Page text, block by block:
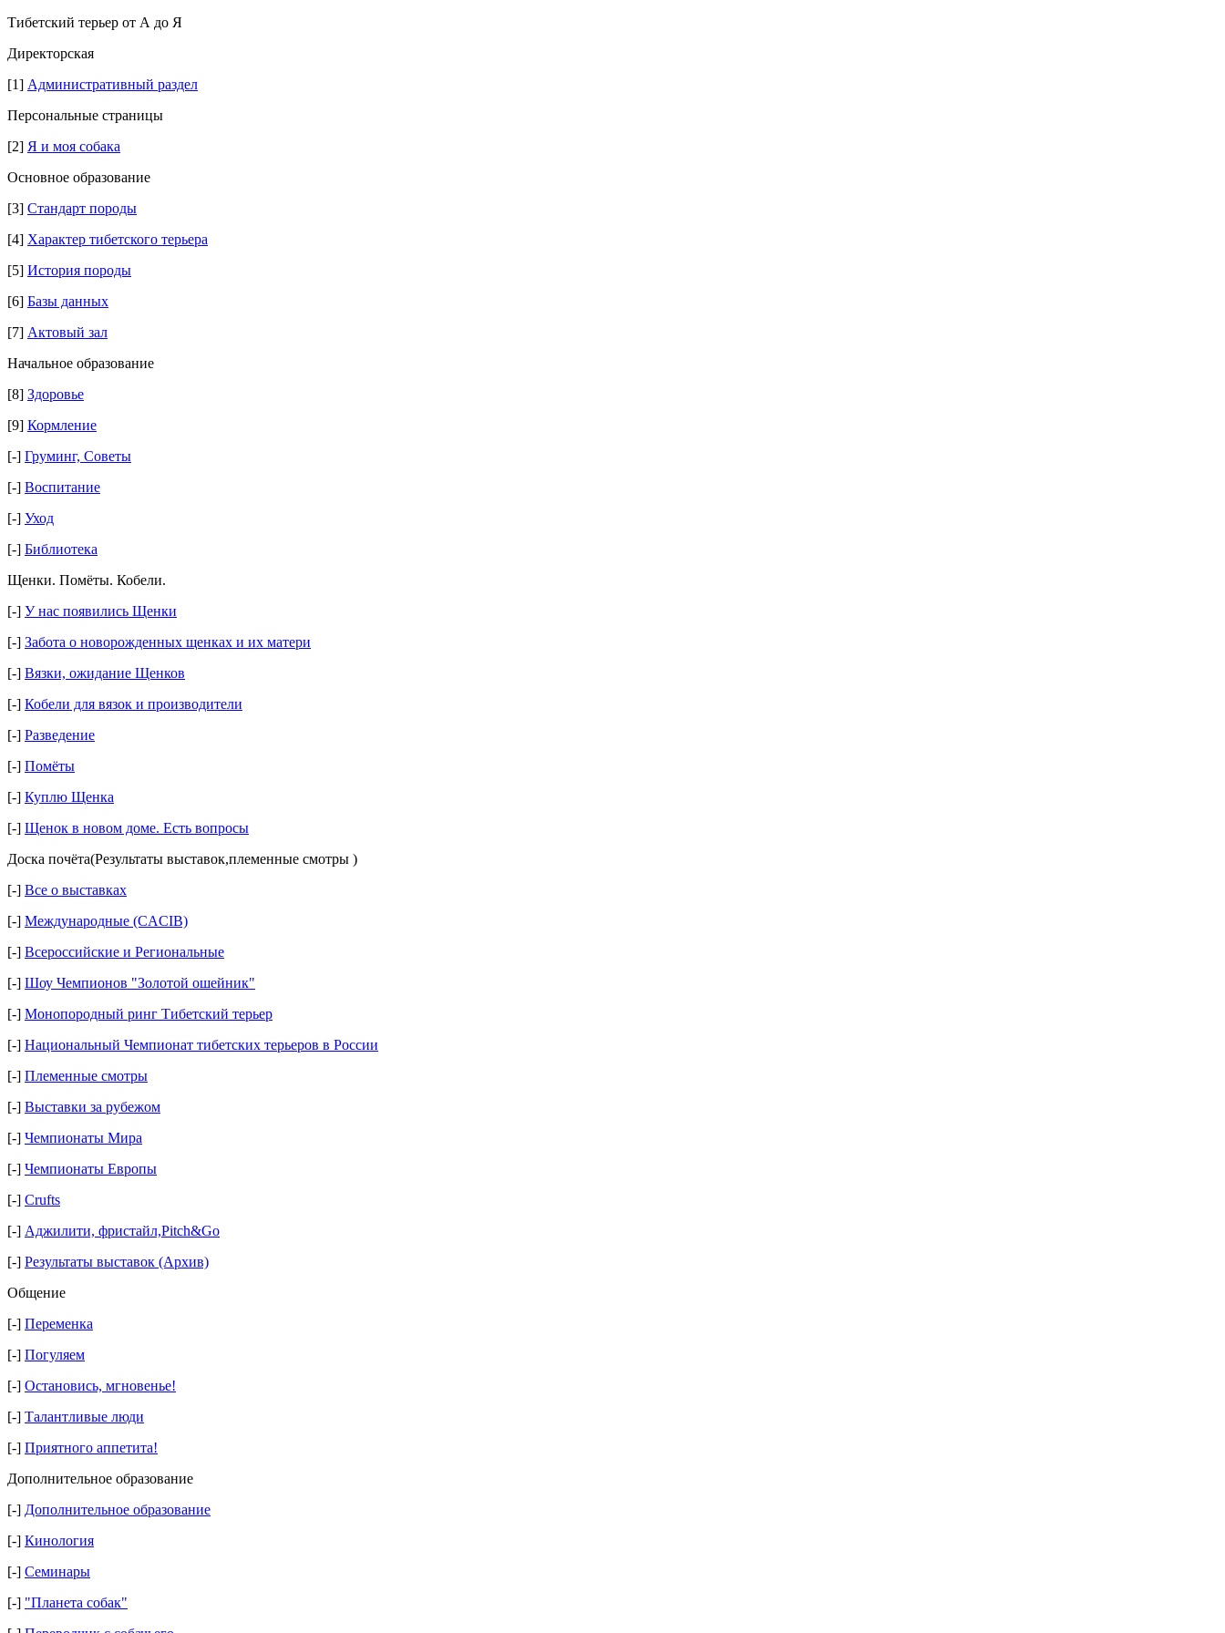
Тибетский терьер от А до Я
Директорская
[1] Административный раздел
Персональные страницы
[2] Я и моя собака
Основное образование
[3] Стандарт породы
[4] Характер тибетского терьера
[5] История породы
[6] Базы данных
[7] Актовый зал
Начальное образование
[8] Здоровье
[9] Кормление
[-] Груминг, Cоветы
[-] Воспитание
[-] Уход
[-] Библиотека
Щенки. Помëты. Кобели.
[-] У нас появились Щенки
[-] Забота о новорожденных щенках и их матери
[-] Вязки, ожидание Щенков
[-] Кобели для вязок и производители
[-] Разведение
[-] Помёты
[-] Куплю Щенка
[-] Щенок в новом доме. Есть вопросы
Доска почёта(Результаты выставок,племенные смотры )
[-] Все о выставках
[-] Международные (CACIB)
[-] Всероссийские и Региональные
[-] Шоу Чемпионов "Золотой ошейник"
[-] Монопородный ринг Тибетский терьер
[-] Национальный Чемпионат тибетских терьеров в России
[-] Племенные смотры
[-] Выставки за рубежом
[-] Чемпионаты Мира
[-] Чемпионаты Европы
[-] Crufts
[-] Аджилити, фристайл,Pitch&Go
[-] Результаты выставок (Архив)
Общение
[-] Переменка
[-] Погуляем
[-] Остановись, мгновенье!
[-] Талантливые люди
[-] Приятного аппетита!
Дополнительное образование
[-] Дополнительное образование
[-] Кинология
[-] Семинары
[-] "Планета собак"